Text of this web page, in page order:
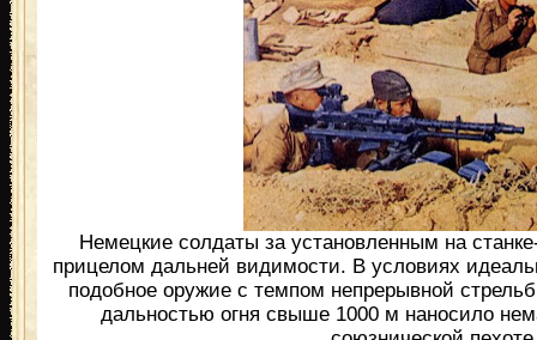
Немецкие солдаты за установленным на
прицелом дальней видимости. В условиях
подобное оружие с темпом непрерывной
дальностью огня свыше 1000 м наносило